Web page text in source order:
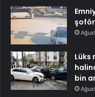
Lüks
bin